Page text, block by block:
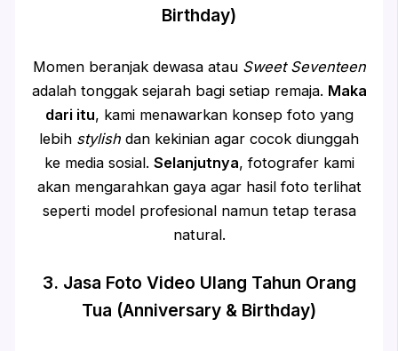
Birthday)
Momen beranjak dewasa atau Sweet Seventeen
adalah tonggak sejarah bagi setiap remaja. Maka
dari itu, kami menawarkan konsep foto yang
lebih stylish dan kekinian agar cocok diunggah
ke media sosial. Selanjutnya, fotografer kami
akan mengarahkan gaya agar hasil foto terlihat
seperti model profesional namun tetap terasa
natural.
3. Jasa Foto Video Ulang Tahun Orang
Tua (Anniversary & Birthday)